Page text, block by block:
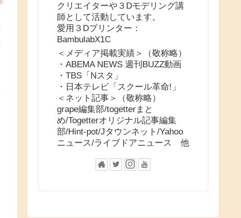
クリエイターや３Dモデリング講
師として活動しています。
愛用３Dプリンター：
BambulabX1C
＜メディア掲載実績＞（敬称略）
・ABEMA NEWS 週刊BUZZ動画
・TBS「Nスタ」
・日本テレビ「スクール革命!」
＜ネット記事＞（敬称略）
grape編集部/togetterまと
め/Togetterオリジナル記事編集
部/Hint-pot/Jタウンネット/Yahoo
ニュース/ライブドアニュース 他